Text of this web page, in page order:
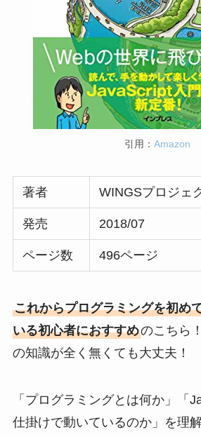
引用： Amazon
著者 WINGSプロジェ
発売 2018/07
ページ数 496ページ
これからプログラミングを初め
いる初心者におすすめのこちら
の知識が全く無くても大丈夫！
「プログラミングとは何か」「
仕掛けで動いているのか」を理